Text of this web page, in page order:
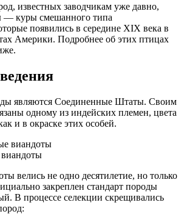
известных заводчикам уже давно,
— куры смешанного типа
появились в середине XIX века в
Америки. Подробнее об этих птицах
являются Соединенные Штаты. Своим
одному из индейских племен, цвета
и в окраске этих особей.
велись не одно десятилетие, но только
закреплен стандарт породы
В процессе селекции скрещивались